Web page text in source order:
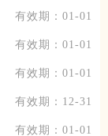
有效期：01-01
有效期：01-01
有效期：01-01
有效期：12-31
有效期：01-01